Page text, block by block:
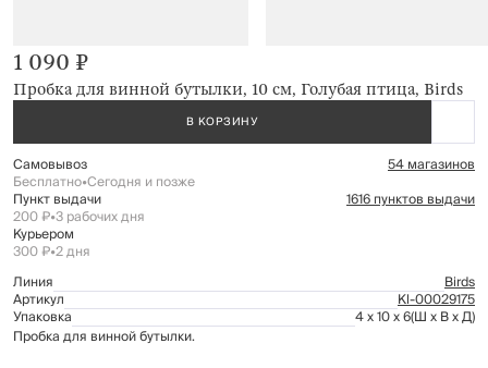
Пробка для винной бутылки, 10 см, Голубая птица, Birds
1 090 ₽
В КОРЗИНУ
Самовывоз 54 магазинов
Бесплатно•Сегодня и позже
Пункт выдачи 1616 пунктов выдачи
200 ₽•3 рабочих дня
Курьером
300 ₽•2 дня
Линия
Birds
Артикул Kl-00029175
Упаковка 4 x 10 x 6(Ш x В x Д)
Пробка для винной бутылки.